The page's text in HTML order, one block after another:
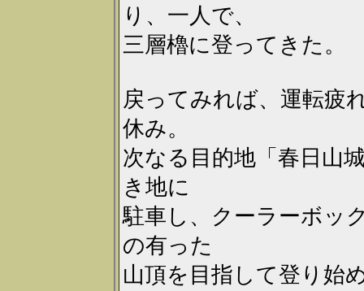
り、一人で、
三層櫓に登ってきた。
戻ってみれば、運転疲
休み。
次なる目的地「春日山
き地に
駐車し、クーラーボッ
の有った
山頂を目指して登り始